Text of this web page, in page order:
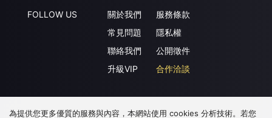
FOLLOW US
關於我們
常見問題
聯絡我們
升級VIP
服務條款
隱私權
公開徵件
合作洽談
下載 APP
為提供您更多優質的服務與內容，本網站使用 cookies 分析技術。若您